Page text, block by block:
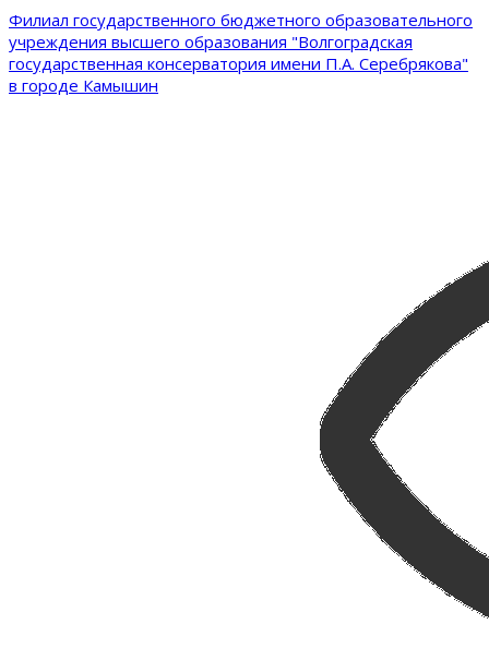
Филиал государственного бюджетного образовательного
учреждения высшего образования "Волгоградская
государственная консерватория имени П.А. Серебрякова"
в городе Камышин